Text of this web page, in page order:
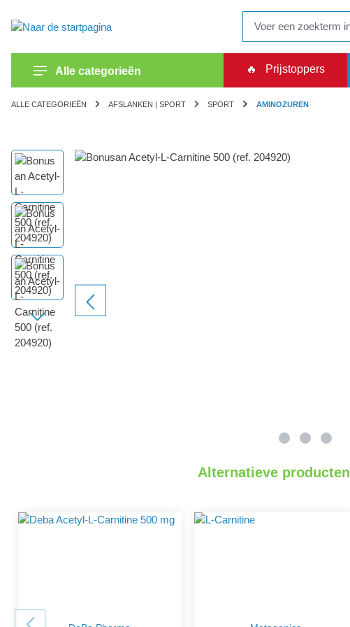
Alle categorieën 🔥 Prijstoppers
ALLE CATEGORIEËN AFSLANKEN | SPORT SPORT AMINOZUREN
Afbeeldingengalerij overslaan
Alternatieve producten